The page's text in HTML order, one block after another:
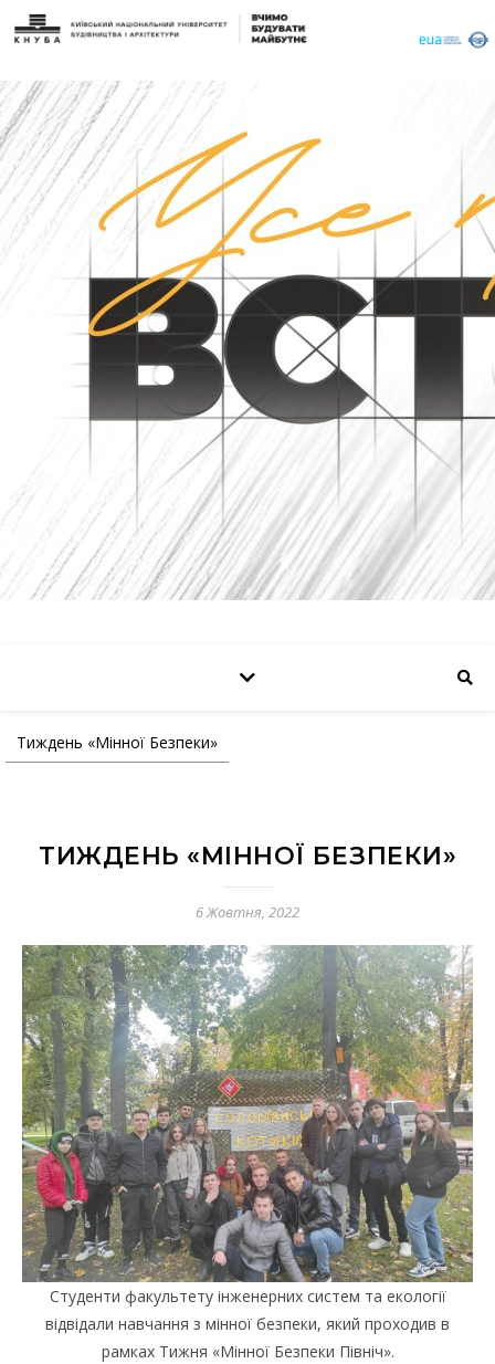
Тиждень «Мінної Безпеки»
ТИЖДЕНЬ «МІННОЇ БЕЗПЕКИ»
6 Жовтня, 2022
Cтуденти факультету інженерних систем та екології
відвідали навчання з мінної безпеки, який проходив в
рамках Тижня «Мінної Безпеки Північ».